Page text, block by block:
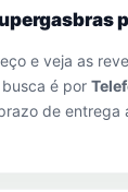
e veja as
é por
de entrega